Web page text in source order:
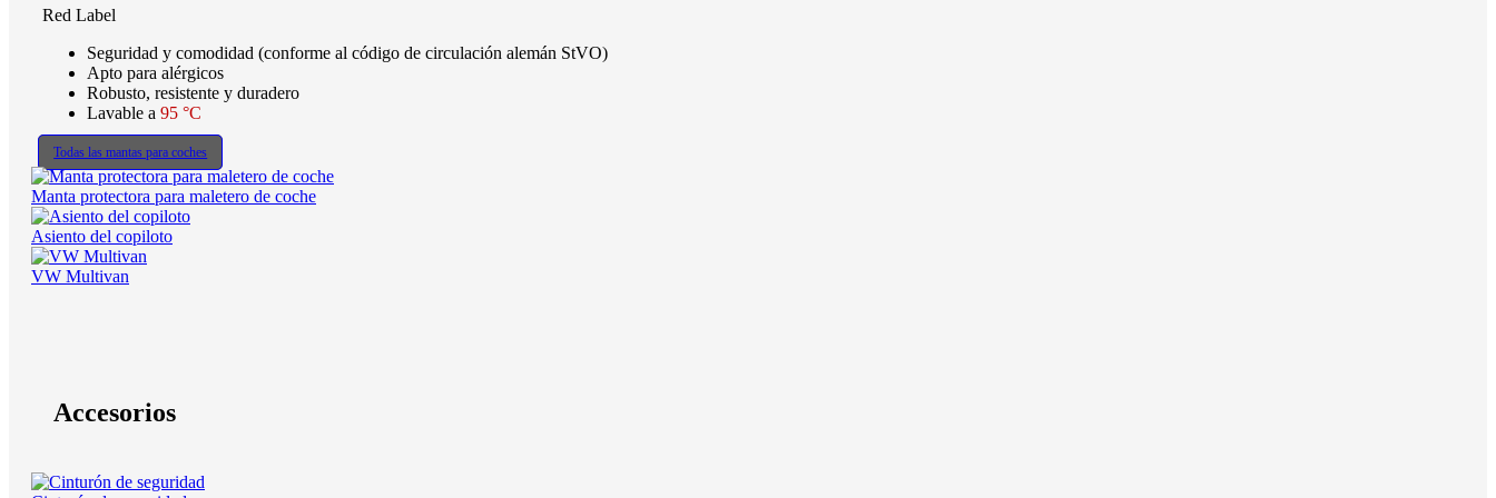
Red Label
Seguridad y comodidad (conforme al código de circulación alemán StVO)
Apto para alérgicos
Robusto, resistente y duradero
Lavable a 95 °C
Todas las mantas para coches
Manta protectora para maletero de coche
Asiento del copiloto
VW Multivan
Accesorios